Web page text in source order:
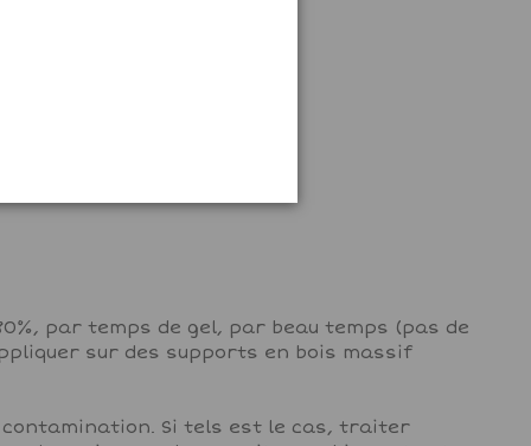
par temps de gel, par beau temps (pas de
sur des supports en bois massif
Si tels est le cas, traiter